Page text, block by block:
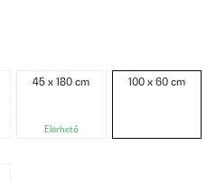
45 x 180 cm
Elérhető
100 x 60 cm